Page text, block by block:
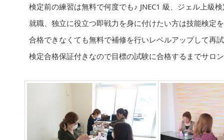
検定前の練習は無料で何度でも♪ JNEC1 級、ジェル上級
就職、独立に役立つ即戦力を身に付けたい方は技能検定
合格できなくても無料で補修を行いレベルアップして再
検定合格保証付きなので目標の試験に合格するまでサロ